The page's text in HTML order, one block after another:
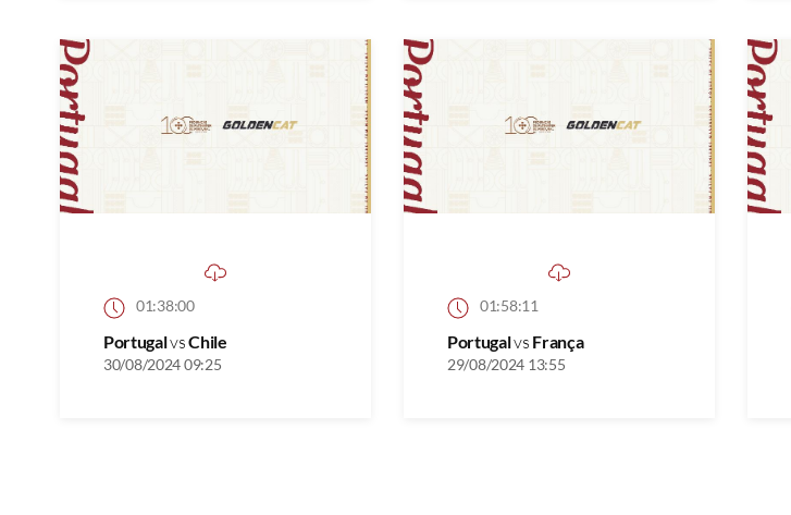
01:38:00
PortugalvsChile
30/08/2024 09:25
01:58:11
Portugalvs França
29/08/2024 13:55